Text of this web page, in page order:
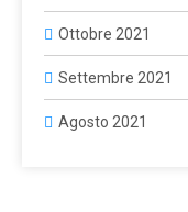
Ottobre 2021
Settembre 2021
Agosto 2021